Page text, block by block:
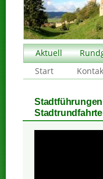
Aktuell
Start